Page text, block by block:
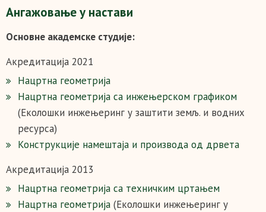
Ангажовање у настави
Основне академске студије:
Акредитација 2021
Нацртна геометрија
Нацртна геометрија са инжењерском графиком
(Еколошки инжењеринг у заштити земљ. и водних
ресурса)
Конструкције намештаја и производа од дрвета
Акредитација 2013
Нацртна геометрија са техничким цртањем
Нацртна геометрија (Еколошки инжењеринг у